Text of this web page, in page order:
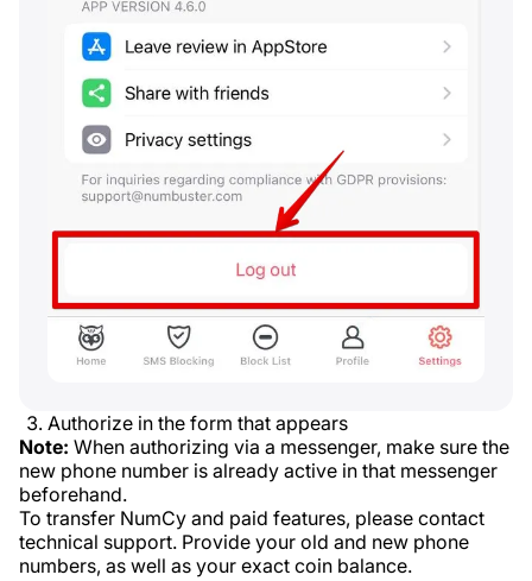
Authorize in the form that appears
Note: When authorizing via a messenger, make sure the
new phone number is already active in that messenger
beforehand.
To transfer NumCy and paid features, please contact
technical support. Provide your old and new phone
numbers, as well as your exact coin balance.